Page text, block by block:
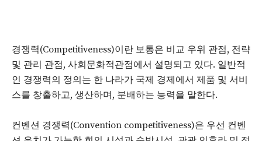
경쟁력(Competitiveness)이란 보통은 비교 우위 관점, 전략
및 관리 관점, 사회문화적관점에서 설명되고 있다. 일반적
인 경쟁력의 정의는 한 나라가 국제 경제에서 제품 및 서비
스를 창출하고, 생산하며, 분배하는 능력을 말한다.
컨벤션 경쟁력(Convention competitiveness)은 우선 컨벤